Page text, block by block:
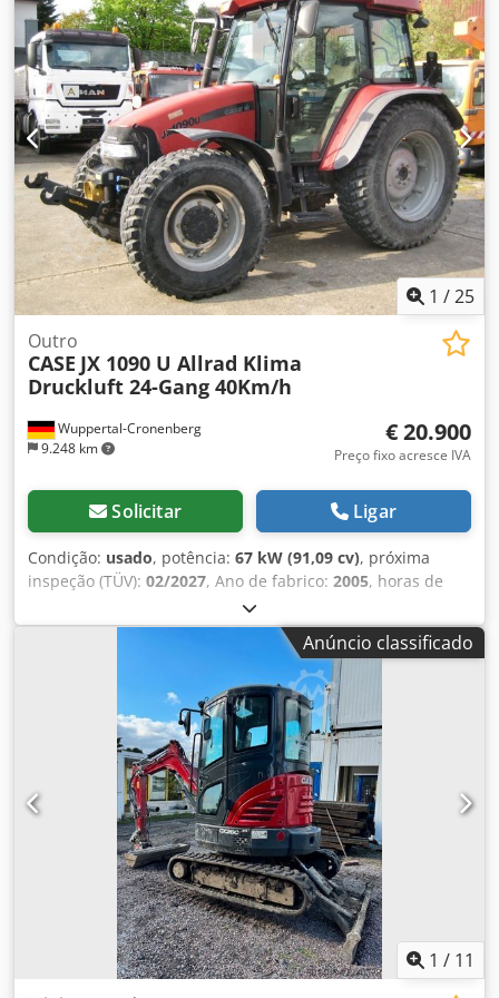
dura previamente preparada. Possui dois sistemas de
aplicação de cola, com ajuste fino da espessura da cola.
Formatos: Altura do bloco: 80 – 450 mm Largura do bloco:
110 – 450 mm Espessura do bloco: 2 – 80 mm
Dksdpfxszdazbs Aixjr Produção: aprox. 200 – 300 peças/h
Alimentação: 230V Peso: 300 kg Fabricado na Alemanha.
Schmedt PraForm 21-50 Prensa de livros Prensa de livros
com fresadora de canais. Fabricada pela Schmedt,
Alemanha. Máquina em muito bom estado, pronta para
produção. Especificações técnicas: Formato máximo: 420 x
520 x 100 mm Peso: 220 kg Alimentação: 230 V + ar
comprimido. O preço é para o conjunto das duas
máquinas.
1 /25
Wuppertal-Cronenberg
9.248 km
Outro
CASE JX 1090 U Allrad Klima
Druckluft 24-Gang 40Km/h
€ 20.900
Preço fixo acresce IVA
Solicitar Ligar
Condição: usado, potência: 67 kW (91,09 cv), próxima
inspeção (TÜV): 02/2027, Ano de fabrico: 2005, horas de
, Equipamento:
cabina, tração integral, Trator alemão, até recentemente
em operação. 2º proprietário, sempre pertencente à
administração estatal de parques: de 2005 a 2017 e de
2017 a 2026. Tração integral (4x4). Motor turbo diesel de 4
cilindros com 4.485 cc e 91 cv. Grande transmissão Hi-LO
de 24 marchas: 4 marchas em 3 grupos, 2 estágios
Powershift e reversor hidráulico. Velocidade máxima: 40
km/h. Sistema de freios pneumáticos. Cabine de conforto
com assento do motorista com suspensão pneumática e
ar-condicionado. TDP traseira tripla (540/750/1000 rpm).
Tercerio ponto categoria II com acoplamentos rápidos e
cilindros adicionais de elevação (5.060 kg). Engate de
reboque de altura regulável rapidamente. 2 distribuidores
hidráulicos mecânicos (comutáveis entre ação
simples/direta e dupla). TDP dianteira e hidráulico
dianteiro instalados em 2005 como equipamento adicional
Anúncio classificado
1 / 11